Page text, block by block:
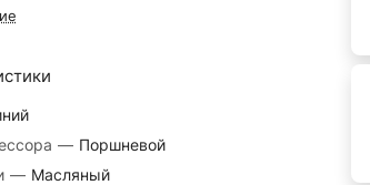
масляный картер для улучшенной
головки L25P используются:
алюминиевые сплавы, что
— Поршневой
— Масляный